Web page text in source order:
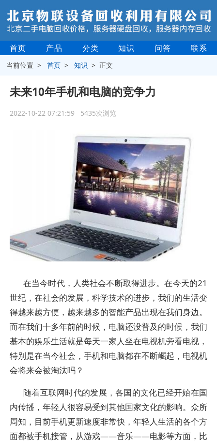
首页 产品 分类 知识 问答 联系
当前位置 >首页 >知识 > 正文
未来10年手机和电脑的竞争力
2022-10-22 07:21:59 5435次浏览
在当今时代，人类社会不断取得进步。在今天的21
世纪，在社会的发展，科学技术的进步，我们的生活变
得越来越方便，越来越多的智能产品出现在我们身边。
而在我们十多年前的时候，电脑还没普及的时候，我们
基本的娱乐生活就是每天一家人坐在电视机旁看电视，
特别是在当今社会，手机和电脑都在不断崛起，电视机
会将来会被淘汰吗？
随着互联网时代的发展，各国的文化已经开始在国
内传播，年轻人很容易受到其他国家文化的影响。众所
周知，目前手机更新速度非常快，年轻人生活的各个方
面都被手机接管，从游戏——音乐——电影等方面，比